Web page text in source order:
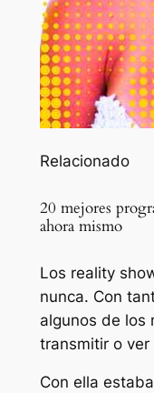
Relacionado
20 mejores
ahora mismo
Los reality
nunca. Con
algunos de los
transmitir o ver
Con ella